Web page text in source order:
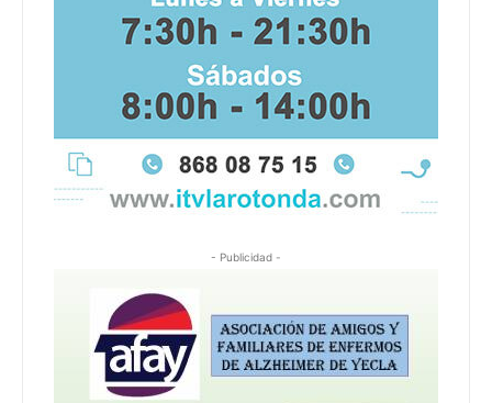
- Publicidad -